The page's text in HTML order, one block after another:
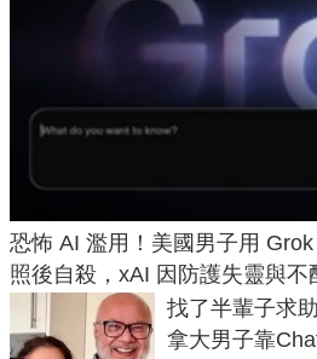
恐怖 AI 濫用！美國男子用
照後自殺，xAI 因防護失靈與不
找了半輩子求
拿大男子靠